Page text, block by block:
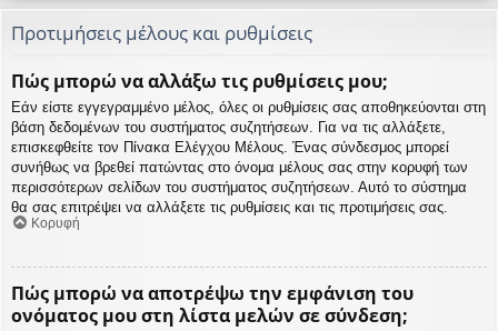
Προτιμήσεις μέλους και ρυθμίσεις
Πώς μπορώ να αλλάξω τις ρυθμίσεις μου;
Εάν είστε εγγεγραμμένο μέλος, όλες οι ρυθμίσεις σας αποθηκεύονται στη
βάση δεδομένων του συστήματος συζητήσεων. Για να τις αλλάξετε,
επισκεφθείτε τον Πίνακα Ελέγχου Μέλους. Ένας σύνδεσμος μπορεί
συνήθως να βρεθεί πατώντας στο όνομα μέλους σας στην κορυφή των
περισσότερων σελίδων του συστήματος συζητήσεων. Αυτό το σύστημα
θα σας επιτρέψει να αλλάξετε τις ρυθμίσεις και τις προτιμήσεις σας.
Κορυφή
Πώς μπορώ να αποτρέψω την εμφάνιση του
ονόματος μου στη λίστα μελών σε σύνδεση;